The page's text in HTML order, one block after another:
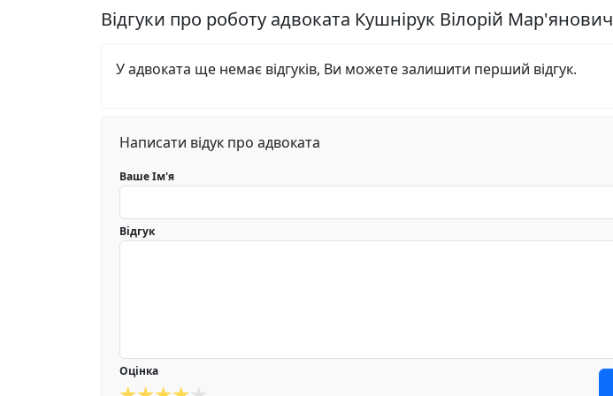
Відгуки про роботу адвоката Кушнірук Вілорій Мар'янович
У адвоката ще немає відгуків, Ви можете залишити перший відгук.
Написати відук про адвоката
Ваше Ім'я
Відгук
Оцінка